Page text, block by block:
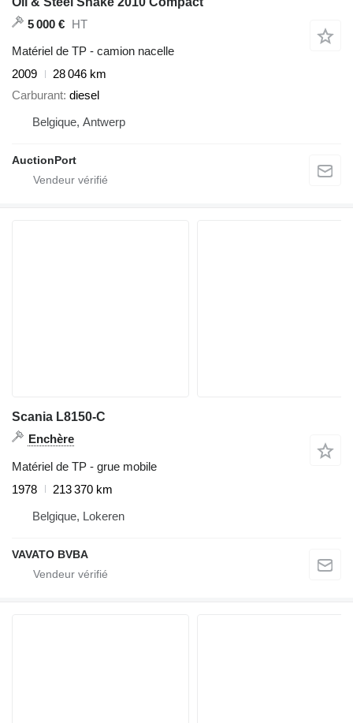
5 000 € HT
Matériel de TP - camion nacelle
2009
28 046 km
Carburant diesel
Belgique, Antwerp
AuctionPort
Scania L8150-C
Enchère
Matériel de TP - grue mobile
1978
213 370 km
Belgique, Lokeren
VAVATO BVBA